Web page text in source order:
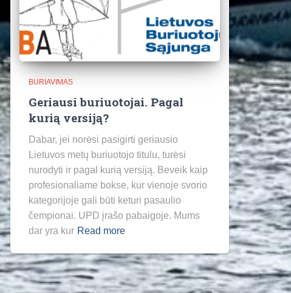
BURIAVIMAS
Geriausi buriuotojai. Pagal
kurią versiją?
Dabar, jei norėsi pasigirti geriausio
Lietuvos metų buriuotojo titulu, turėsi
nurodyti ir pagal kurią versiją. Beveik kaip
profesionaliame bokse, kur vienoje svorio
kategorijoje gali būti keturi pasaulio
čempionai. UPD įrašo pabaigoje. Mums
dar yra kur Read more